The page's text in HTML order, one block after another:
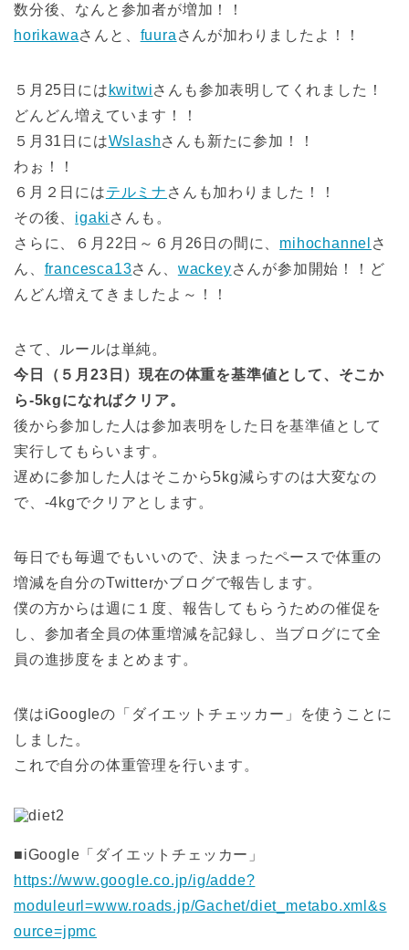
数分後、なんと参加者が増加！！
horikawaさんと、 fuura さんが加わりましたよ！！
５月25日には kwitwiさんも参加表明してくれました！
どんどん増えています！！
５月31日にはWslashさんも新たに参加！！
わぉ！！
６月２日にはテルミナ さんも加わりました！！
その後、 igaki さんも。
さらに、６月22日～６月26日の間に、 mihochannel さ
ん、 francesca13さん、 wackeyさんが参加開始！！ど
んどん増えてきましたよ～！！
さて、ルールは単純。
今日（５月23日）現在の体重を基準値として、そこか
ら-5kgになればクリア。
後から参加した人は参加表明をした日を基準値として
実行してもらいます。
遅めに参加した人はそこから5kg減らすのは大変なの
で、-4kgでクリアとします。
毎日でも毎週でもいいので、決まったペースで体重の
増減を自分のTwitterかブログで報告します。
僕の方からは週に１度、報告してもらうための催促を
し、参加者全員の体重増減を記録し、当ブログにて全
員の進捗度をまとめます。
僕はiGoogleの「ダイエットチェッカー」を使うことに
しました。
これで自分の体重管理を行います。
■iGoogle「ダイエットチェッカー」
https://www.google.co.jp/ig/adde?
moduleurl=www.roads.jp/Gachet/diet_metabo.xml&s
ource=jpmc